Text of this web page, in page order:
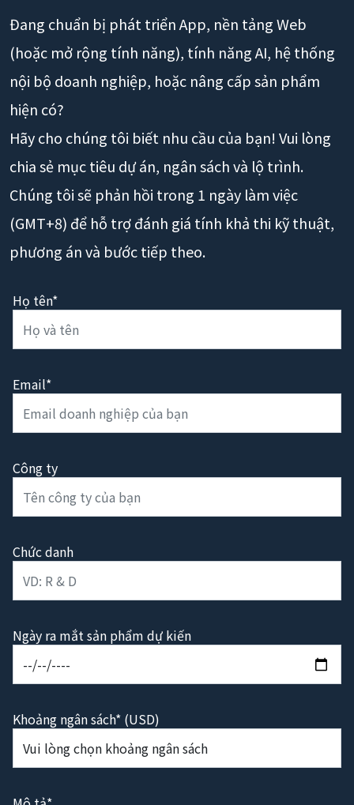
Đang chuẩn bị phát triển App, nền tảng Web
(hoặc mở rộng tính năng), tính năng AI, hệ thống
nội bộ doanh nghiệp, hoặc nâng cấp sản phẩm
hiện có?
Hãy cho chúng tôi biết nhu cầu của bạn! Vui lòng
chia sẻ mục tiêu dự án, ngân sách và lộ trình.
Chúng tôi sẽ phản hồi trong 1 ngày làm việc
(GMT+8) để hỗ trợ đánh giá tính khả thi kỹ thuật,
phương án và bước tiếp theo.
Họ tên*
Email*
Công ty
Chức danh
Ngày ra mắt sản phẩm dự kiến
Khoảng ngân sách* (USD)